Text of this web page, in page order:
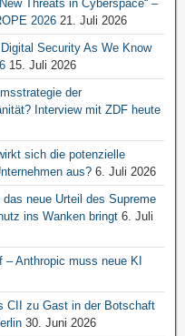
Threats in Cyberspace“ –
2026 21. Juli 2026
Security As We Know
15. Juli 2026
der
Interview mit ZDF heute
sich die potenzielle
aus? 6. Juli 2026
neue Urteil des Supreme
ins Wanken bringt 6. Juli
Anthropic muss neue KI
CII zu Gast in der Botschaft
30. Juni 2026